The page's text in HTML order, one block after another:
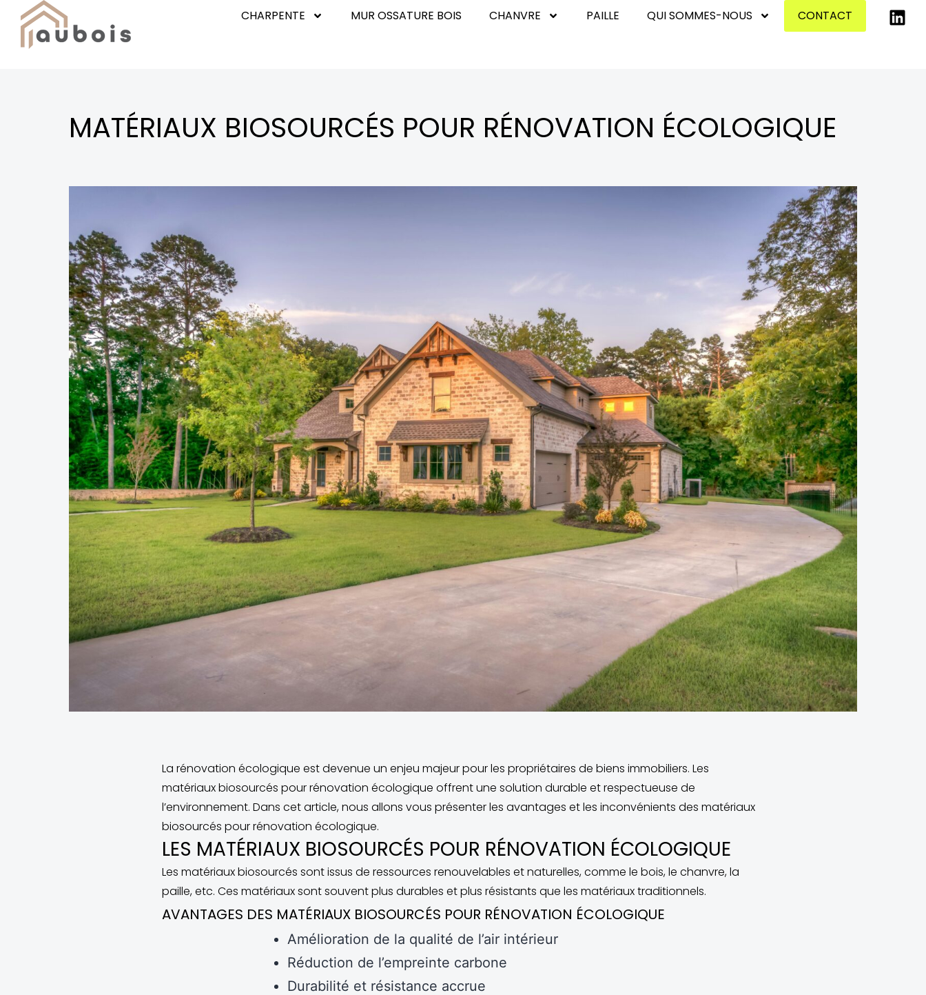
CHARPENTE MUR OSSATURE BOIS CHANVRE PAILLE QUI SOMMES-NOUS CONTACT
MATÉRIAUX BIOSOURCÉS POUR RÉNOVATION ÉCOLOGIQUE
La rénovation écologique est devenue un enjeu majeur pour les propriétaires de biens immobiliers. Les
matériaux biosourcés pour rénovation écologique offrent une solution durable et respectueuse de
l’environnement. Dans cet article, nous allons vous présenter les avantages et les inconvénients des matériaux
biosourcés pour rénovation écologique.
LES MATÉRIAUX BIOSOURCÉS POUR RÉNOVATION ÉCOLOGIQUE
Les matériaux biosourcés sont issus de ressources renouvelables et naturelles, comme le bois, le chanvre, la
paille, etc. Ces matériaux sont souvent plus durables et plus résistants que les matériaux traditionnels.
AVANTAGES DES MATÉRIAUX BIOSOURCÉS POUR RÉNOVATION ÉCOLOGIQUE
Amélioration de la qualité de l’air intérieur
Réduction de l’empreinte carbone
Durabilité et résistance accrue